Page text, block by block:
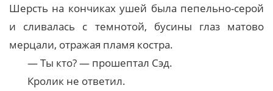
Шерсть на кончиках ушей была пепельно-серой
и сливалась с темнотой, бусины глаз матово
мерцали, отражая пламя костра.
— Ты кто? — прошептал Сэд.
Кролик не ответил.